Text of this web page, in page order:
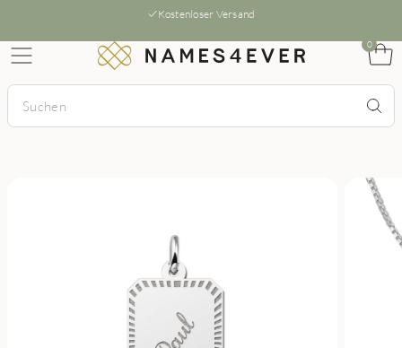
Kostenloser Versand
0